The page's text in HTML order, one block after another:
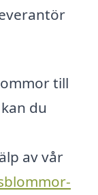
till
du
av vår